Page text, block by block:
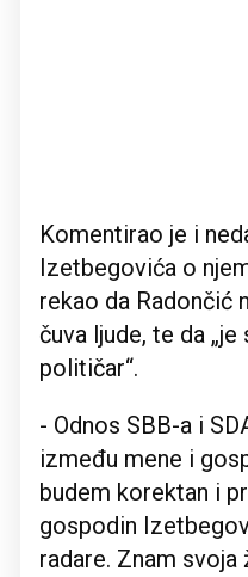
Komentirao je i
Izetbegovića o
rekao da Radončić
čuva ljude, te da
političar“.
- Odnos SBB-a i
između mene i
budem korektan i
gospodin
radare. Znam